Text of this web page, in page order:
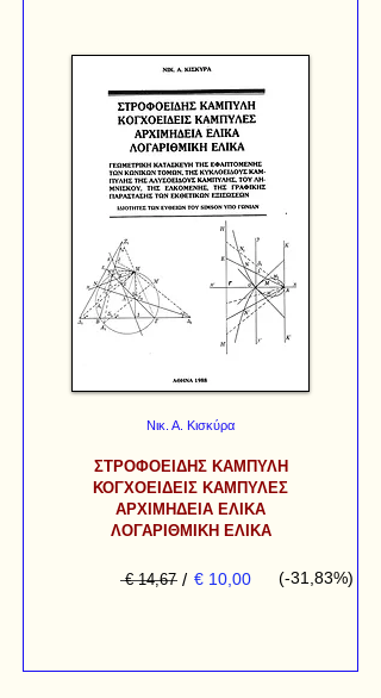
Νικ. Α. Κισκύρα
ΣΤΡΟΦΟΕΙΔΗΣ ΚΑΜΠΥΛΗ
ΚΟΓΧΟΕΙΔΕΙΣ ΚΑΜΠΥΛΕΣ
ΑΡΧΙΜΗΔΕΙΑ ΕΛΙΚΑ
ΛΟΓΑΡΙΘΜΙΚΗ ΕΛΙΚΑ
€ 14,67 / € 10,00 (-31,83%)